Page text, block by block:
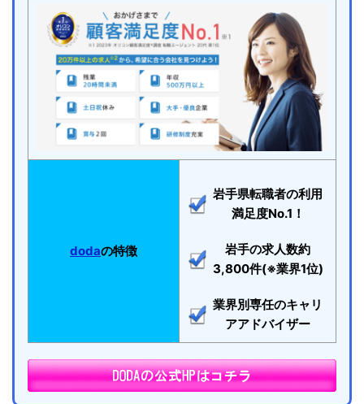
dodaの特徴
岩手県転職者の利用
満足度No.1！
岩手の求人数約
3,800件(※業界1位)
業界別専任のキャリ
アアドバイザー